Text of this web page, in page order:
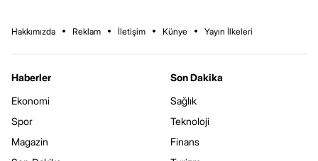
Hakkımızda Reklam İletişim Künye Yayın İlkeleri
Haberler
Ekonomi
Spor
Magazin
Son Dakika
Sağlık
Teknoloji
Finans